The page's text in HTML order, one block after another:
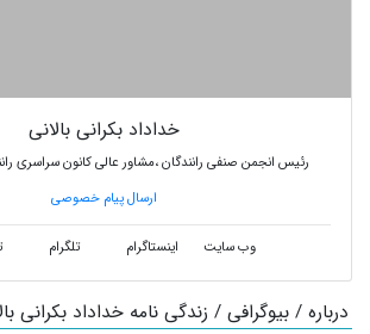
خداداد بکرانی بالانی
رئیس انجمن صنفی رانندگان ،مشاور عالی کانون سراسری
ارسال پیام خصوصی
وب سایت اینستاگرام تلگرام
درباره / بیوگرافی / زندگی نامه خداداد بکرانی